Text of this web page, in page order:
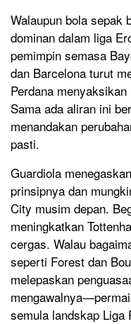
Walaupun bola sepak
dominan dalam liga
pemimpin semasa
dan Barcelona turut
Perdana
Sama ada aliran ini
menandakan
pasti.
Guardiola
prinsipnya dan
City musim depan.
meningkatkan
cergas. Walau
seperti Forest dan
melepaskan
semula landskap Liga